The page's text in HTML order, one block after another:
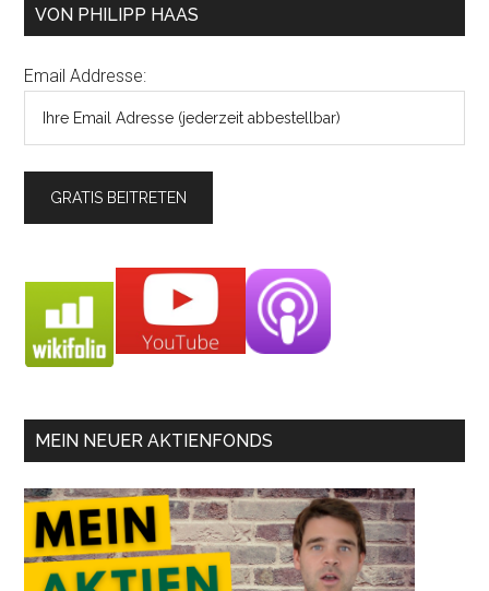
VON PHILIPP HAAS
Email Addresse:
MEIN NEUER AKTIENFONDS